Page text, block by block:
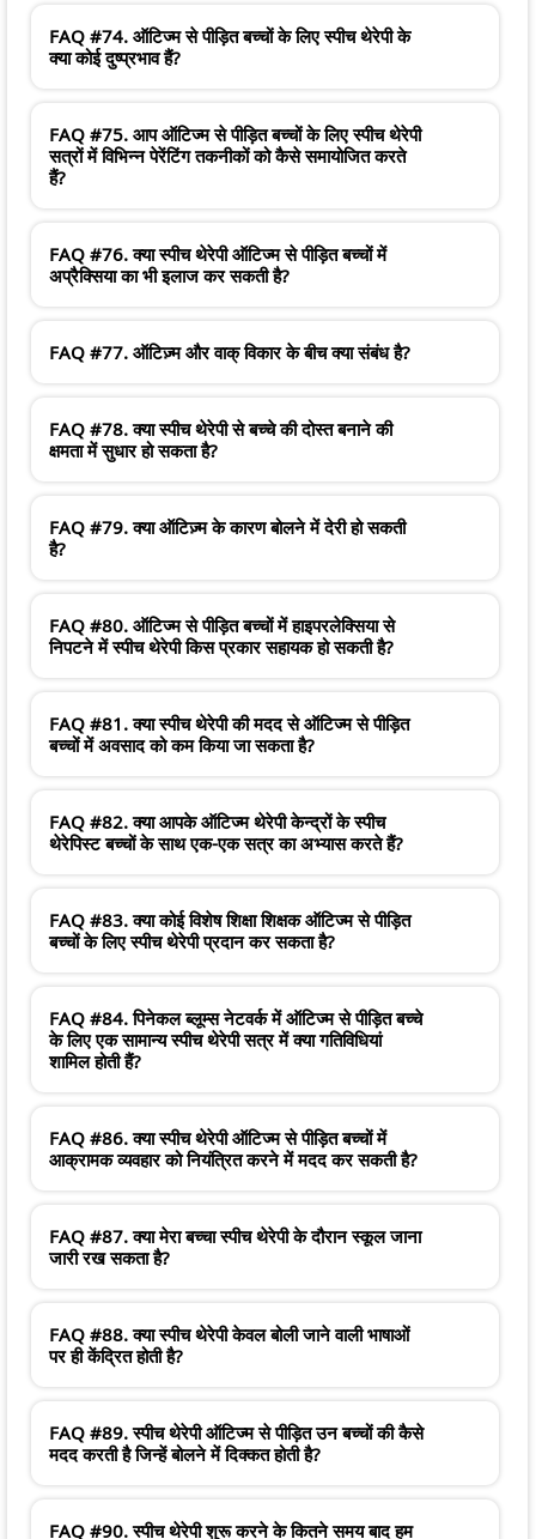
FAQ #74. ऑटिज्म से पीड़ित बच्चों के लिए स्पीच थेरेपी के
क्या कोई दुष्प्रभाव हैं?
FAQ #75. आप ऑटिज्म से पीड़ित बच्चों के लिए स्पीच थेरेपी
सत्रों में विभिन्न पेरेंटिंग तकनीकों को कैसे समायोजित करते
हैं?
FAQ #76. क्या स्पीच थेरेपी ऑटिज्म से पीड़ित बच्चों में
अप्रैक्सिया का भी इलाज कर सकती है?
FAQ #77. ऑटिज़्म और वाक् विकार के बीच क्या संबंध है?
FAQ #78. क्या स्पीच थेरेपी से बच्चे की दोस्त बनाने की
क्षमता में सुधार हो सकता है?
FAQ #79. क्या ऑटिज़्म के कारण बोलने में देरी हो सकती
है?
FAQ #80. ऑटिज्म से पीड़ित बच्चों में हाइपरलेक्सिया से
निपटने में स्पीच थेरेपी किस प्रकार सहायक हो सकती है?
FAQ #81. क्या स्पीच थेरेपी की मदद से ऑटिज्म से पीड़ित
बच्चों में अवसाद को कम किया जा सकता है?
FAQ #82. क्या आपके ऑटिज्म थेरेपी केन्द्रों के स्पीच
थेरेपिस्ट बच्चों के साथ एक-एक सत्र का अभ्यास करते हैं?
FAQ #83. क्या कोई विशेष शिक्षा शिक्षक ऑटिज्म से पीड़ित
बच्चों के लिए स्पीच थेरेपी प्रदान कर सकता है?
FAQ #84. पिनेकल ब्लूम्स नेटवर्क में ऑटिज्म से पीड़ित बच्चे
के लिए एक सामान्य स्पीच थेरेपी सत्र में क्या गतिविधियां
शामिल होती हैं?
FAQ #86. क्या स्पीच थेरेपी ऑटिज्म से पीड़ित बच्चों में
आक्रामक व्यवहार को नियंत्रित करने में मदद कर सकती है?
FAQ #87. क्या मेरा बच्चा स्पीच थेरेपी के दौरान स्कूल जाना
जारी रख सकता है?
FAQ #88. क्या स्पीच थेरेपी केवल बोली जाने वाली भाषाओं
पर ही केंद्रित होती है?
FAQ #89. स्पीच थेरेपी ऑटिज्म से पीड़ित उन बच्चों की कैसे
मदद करती है जिन्हें बोलने में दिक्कत होती है?
FAQ #90. स्पीच थेरेपी शुरू करने के कितने समय बाद हम